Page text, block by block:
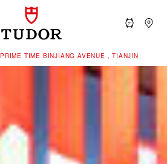
‭PRIME TIME BINJIANG AVENUE , TIANJIN‬